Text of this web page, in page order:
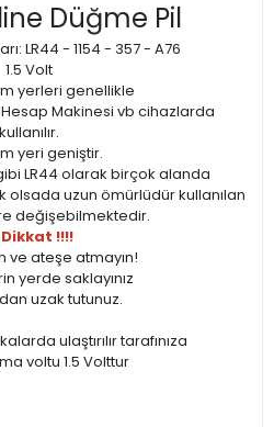
Düğme Pil
LR44 - 1154 - 357 - A76
1.5 Volt
yerleri genellikle
Makinesi vb cihazlarda
kullanılır.
yeri geniştir.
LR44 olarak birçok alanda
olsada uzun ömürlüdür kullanılan
değişebilmektedir.
Dikkat !!!!
ve ateşe atmayın!
yerde saklayınız
uzak tutunuz.
ulaştırılır tarafınıza
voltu 1.5 Volttur